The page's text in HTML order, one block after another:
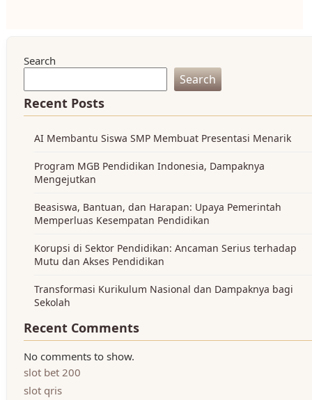
Search
Search
Recent Posts
AI Membantu Siswa SMP Membuat Presentasi Menarik
Program MGB Pendidikan Indonesia, Dampaknya
Mengejutkan
Beasiswa, Bantuan, dan Harapan: Upaya Pemerintah
Memperluas Kesempatan Pendidikan
Korupsi di Sektor Pendidikan: Ancaman Serius terhadap
Mutu dan Akses Pendidikan
Transformasi Kurikulum Nasional dan Dampaknya bagi
Sekolah
Recent Comments
No comments to show.
slot bet 200
slot qris